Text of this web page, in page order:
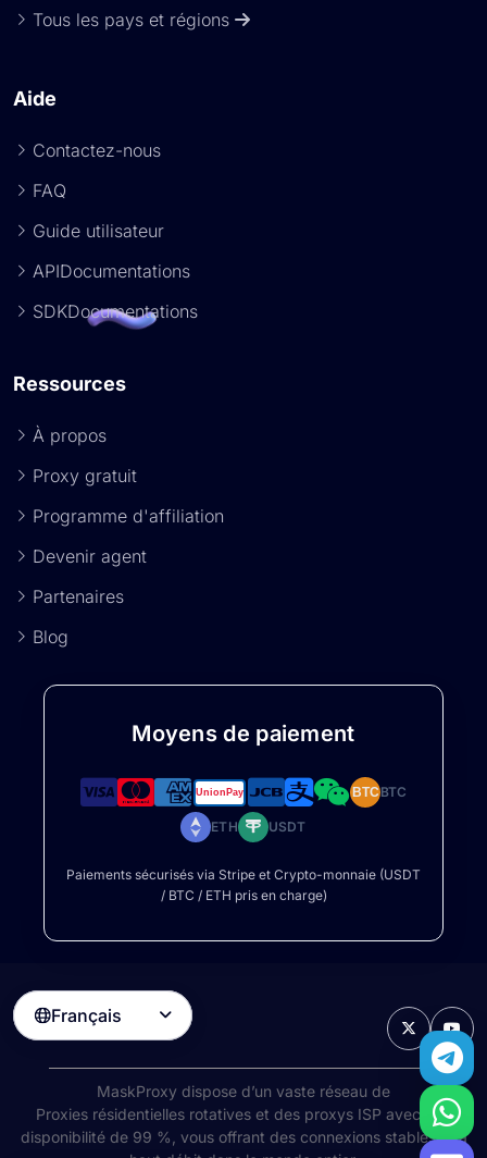
Tous les pays et régions
Aide
Contactez-nous
FAQ
Guide utilisateur
APIDocumentations
SDKDocumentations
Ressources
À propos
Proxy gratuit
Programme d'affiliation
Devenir agent
Partenaires
Blog
Moyens de paiement
BTCBTC
ETH USDT
Paiements sécurisés via Stripe et Crypto-monnaie (USDT
/ BTC / ETH pris en charge)
Français 
MaskProxy dispose d’un vaste réseau de
Proxies résidentielles rotatives et des proxys ISP avec une
disponibilité de 99 %, vous offrant des connexions stables et à